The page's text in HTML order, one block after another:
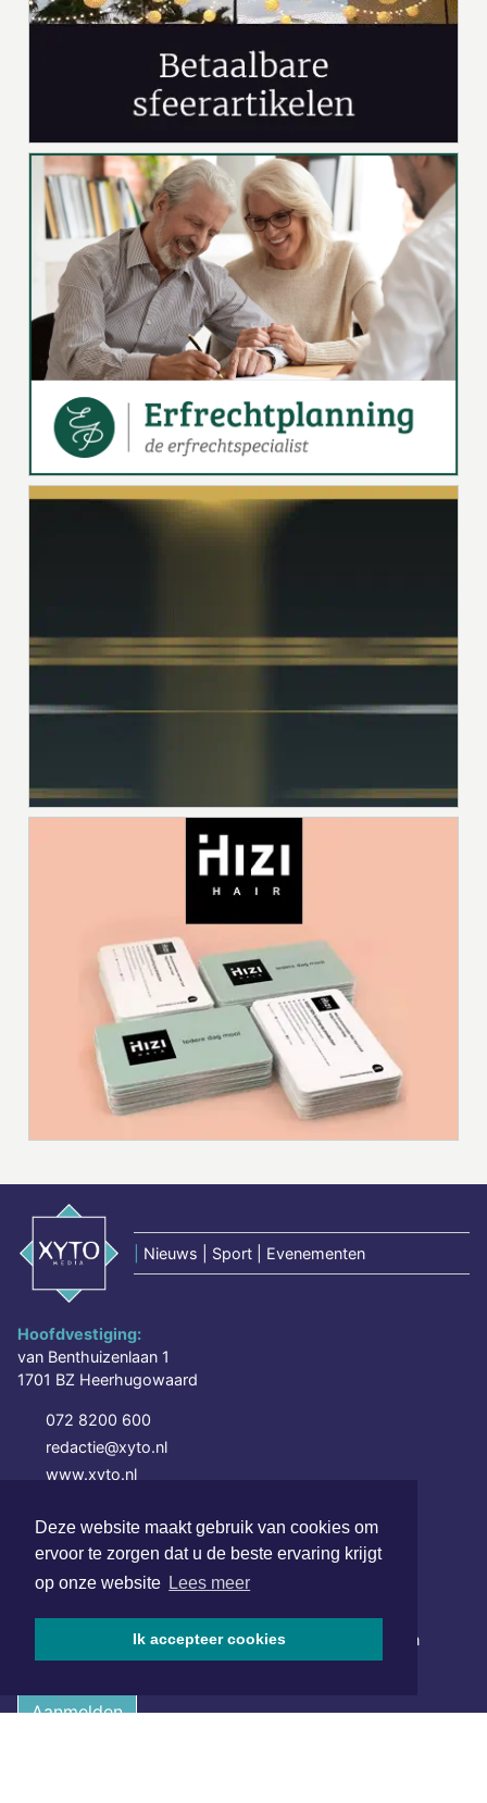
Deze website maakt gebruik van cookies om
ervoor te zorgen dat u de beste ervaring krijgt
op onze website Lees meer
Ik accepteer cookies
Nieuws | Sport | Evenementen
Hoofdvestiging:
van Benthuizenlaan 1
1701 BZ Heerhugowaard
072 8200 600
redactie@xyto.nl
www.xyto.nl
SOCIAL MEDIA
Schrijf je in voor onze nieuwsbrief en krijg wekelijks een
samenvatting van alle gebeurtenissen uit jouw regio.
Aanmelden